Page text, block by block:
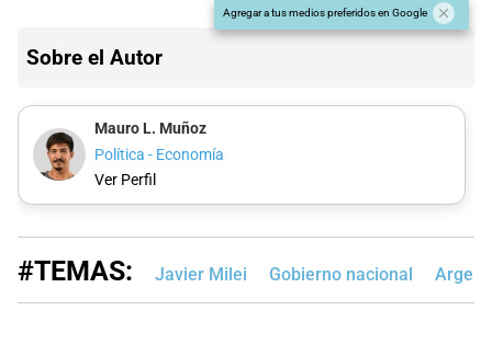
Agregar a tus medios preferidos en Google
Sobre el Autor
Mauro L. Muñoz
Política - Economía
Ver Perfil
#TEMAS: Javier Milei Gobierno nacional